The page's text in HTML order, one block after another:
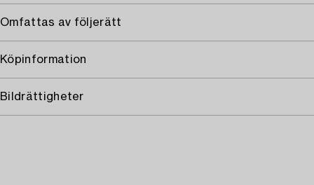
Omfattas av följerätt
Köpinformation
Bildrättigheter